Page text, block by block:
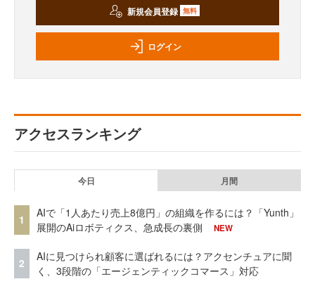
新規会員登録 無料
ログイン
アクセスランキング
今日 月間
1
AIで「1人あたり売上8億円」の組織を作るには？「Yunth」
展開のAiロボティクス、急成長の裏側
NEW
2
AIに見つけられ顧客に選ばれるには？アクセンチュアに聞
く、3段階の「エージェンティックコマース」対応